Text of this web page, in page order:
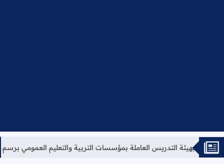
التدريس العاملة بمؤسسات التربية والتعليم العمومي برسم سنة 2026.